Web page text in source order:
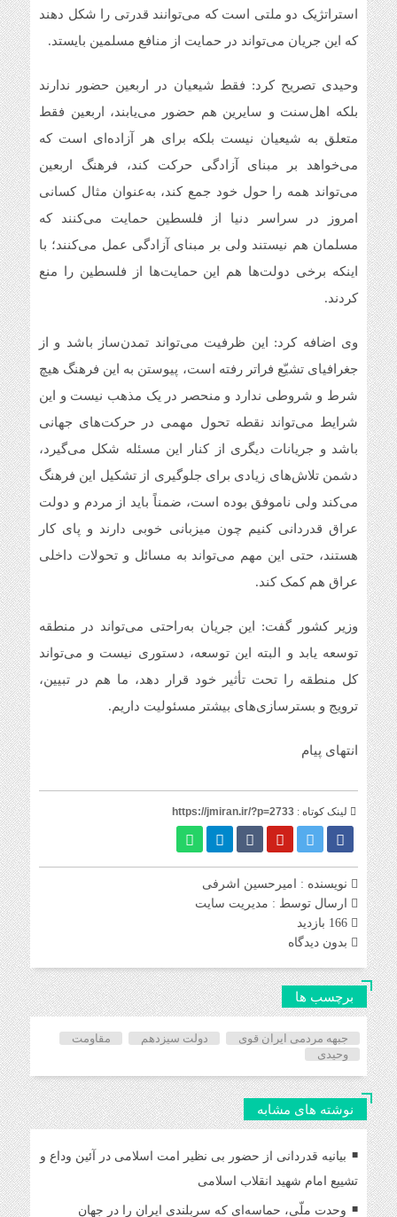
استراتژیک دو ملتی است که می‌توانند قدرتی را شکل دهند
که این جریان می‌تواند در حمایت از منافع مسلمین بایستد.
وحیدی تصریح کرد: فقط شیعیان در اربعین حضور ندارند
بلکه اهل‌سنت و سایرین هم حضور می‌یابند، اربعین فقط
متعلق به شیعیان نیست بلکه برای هر آزاده‌ای است که
می‌خواهد بر مبنای آزادگی حرکت کند، فرهنگ اربعین
می‌تواند همه را حول خود جمع کند، به‌عنوان مثال کسانی
امروز در سراسر دنیا از فلسطین حمایت می‌کنند که
مسلمان هم نیستند ولی بر مبنای آزادگی عمل می‌کنند؛ با
اینکه برخی دولت‌ها هم این حمایت‌ها از فلسطین را منع
کردند.
وی اضافه کرد: این ظرفیت می‌تواند تمدن‌ساز باشد و از
جغرافیای تشیّع فراتر رفته است، پیوستن به این فرهنگ هیچ
شرط و شروطی ندارد و منحصر در یک مذهب نیست و این
شرایط می‌تواند نقطه تحول مهمی در حرکت‌های جهانی
باشد و جریانات دیگری از کنار این مسئله شکل می‌گیرد،
دشمن تلاش‌های زیادی برای جلوگیری از تشکیل این فرهنگ
می‌کند ولی ناموفق بوده است، ضمناً باید از مردم و دولت
عراق قدردانی کنیم چون میزبانی خوبی دارند و پای کار
هستند، حتی این مهم می‌تواند به مسائل و تحولات داخلی
عراق هم کمک کند.
وزیر کشور گفت: این جریان به‌راحتی می‌تواند در منطقه
توسعه یابد و البته این توسعه، دستوری نیست و می‌تواند
کل منطقه را تحت تأثیر خود قرار دهد، ما هم در تبیین،
ترویج و بسترسازی‌های بیشتر مسئولیت داریم.
انتهای پیام
لینک کوتاه : https://jmiran.ir/?p=2733
نویسنده : امیرحسین اشرفی
ارسال توسط : مدیریت سایت
بدون دیدگاه
برچسب ها
جبهه مردمی ایران قوی دولت سیزدهم
مقاومت
وحیدی
نوشته های مشابه
بیانیه قدردانی از حضور بی نظیر امت اسلامی در آئین وداع و
تشییع امام شهید انقلاب اسلامی
وحدت ملّی، حماسه‌ای که سربلندی ایران را در جهان